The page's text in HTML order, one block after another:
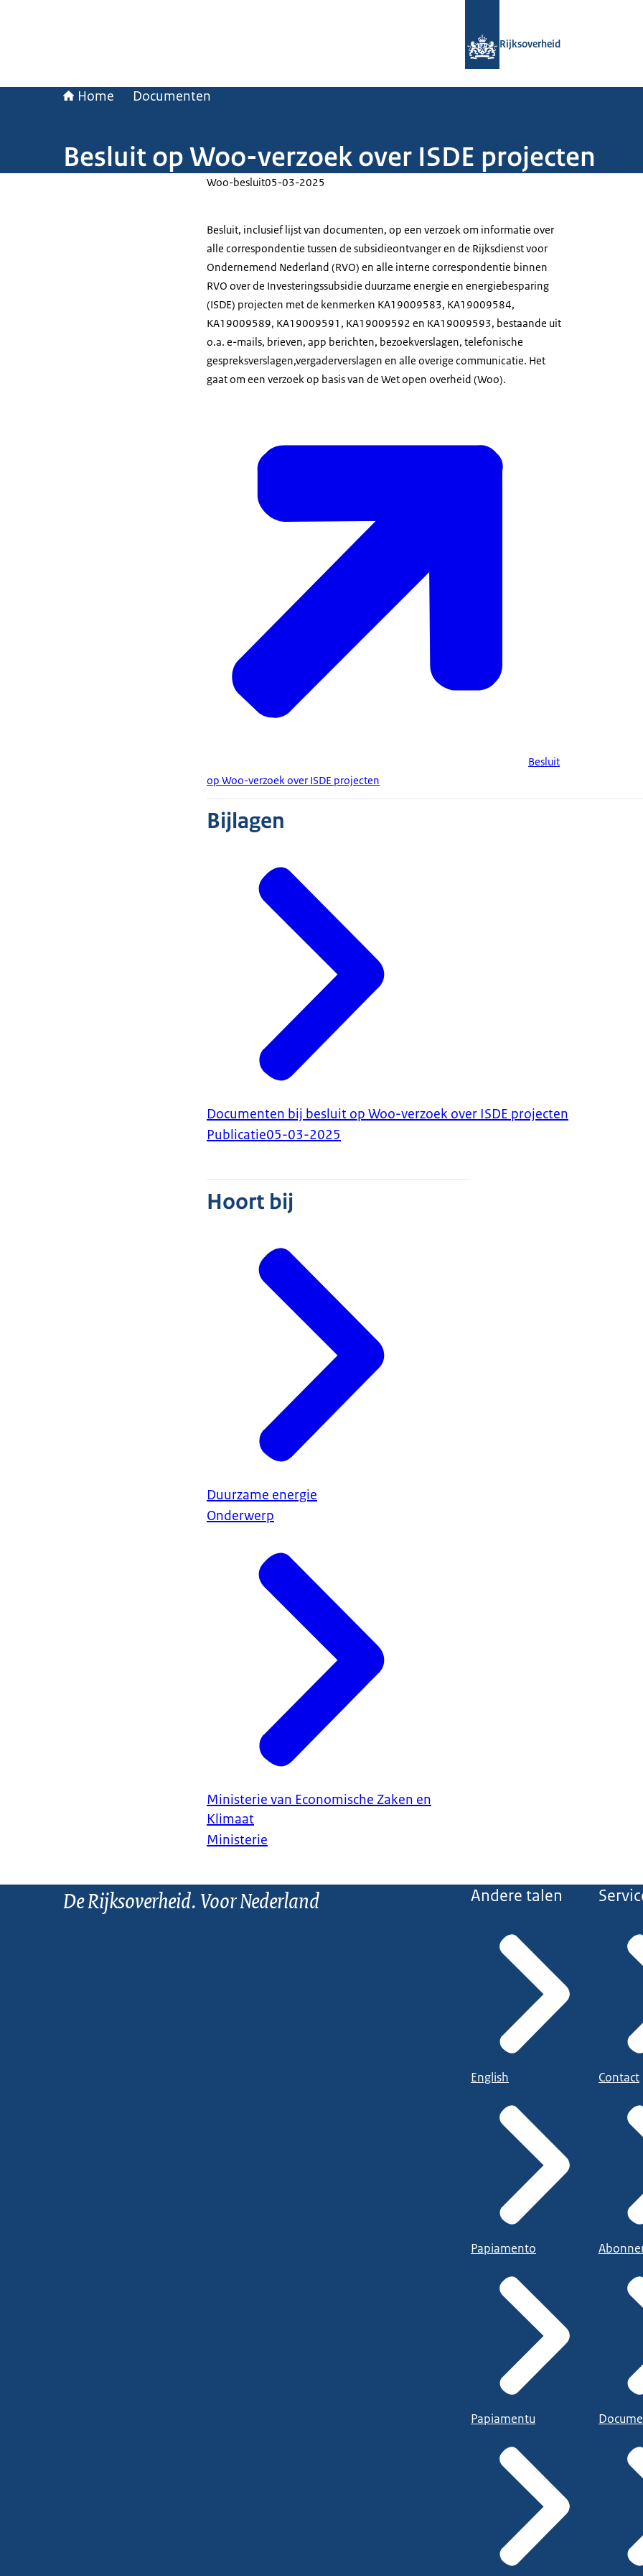
Rijksoverheid
Home Documenten
Besluit op Woo-verzoek over ISDE projecten
Woo-besluit05-03-2025
Besluit, inclusief lijst van documenten, op een verzoek om informatie over
alle correspondentie tussen de subsidieontvanger en de Rijksdienst voor
Ondernemend Nederland (RVO) en alle interne correspondentie binnen
RVO over de Investeringssubsidie duurzame energie en energiebesparing
(ISDE) projecten met de kenmerken KA19009583, KA19009584,
KA19009589, KA19009591, KA19009592 en KA19009593, bestaande uit
o.a. e-mails, brieven, app berichten, bezoekverslagen, telefonische
gespreksverslagen,vergaderverslagen en alle overige communicatie. Het
gaat om een verzoek op basis van de Wet open overheid (Woo).
Besluit
op Woo-verzoek over ISDE projecten
Bijlagen
Documenten bij besluit op Woo-verzoek over ISDE projecten
Publicatie05-03-2025
Hoort bij
Duurzame energie
Onderwerp
Ministerie van Economische Zaken en
Klimaat
Ministerie
De Rijksoverheid. Voor Nederland Andere talen
English
Papiamento
Papiamentu
Contact